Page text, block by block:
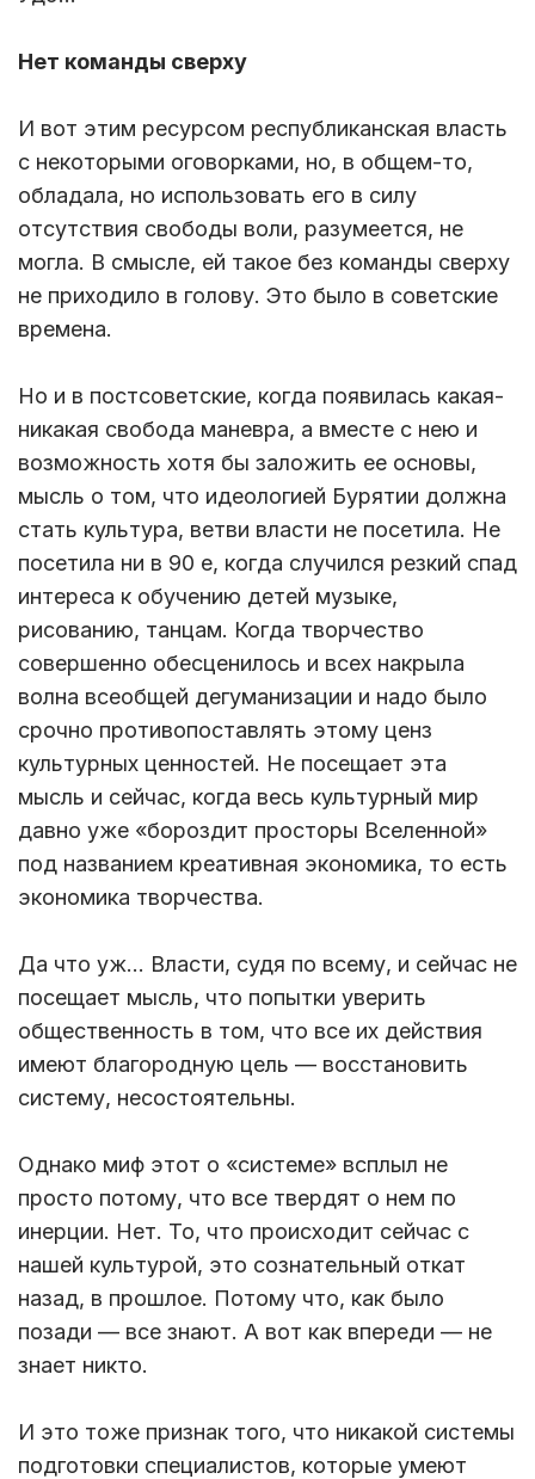
Нет команды сверху
И вот этим ресурсом республиканская власть
с некоторыми оговорками, но, в общем-то,
обладала, но использовать его в силу
отсутствия свободы воли, разумеется, не
могла. В смысле, ей такое без команды сверху
не приходило в голову. Это было в советские
времена.
Но и в постсоветские, когда появилась какая-
никакая свобода маневра, а вместе с нею и
возможность хотя бы заложить ее основы,
мысль о том, что идеологией Бурятии должна
стать культура, ветви власти не посетила. Не
посетила ни в 90 е, когда случился резкий спад
интереса к обучению детей музыке,
рисованию, танцам. Когда творчество
совершенно обесценилось и всех накрыла
волна всеобщей дегуманизации и надо было
срочно противопоставлять этому ценз
культурных ценностей. Не посещает эта
мысль и сейчас, когда весь культурный мир
давно уже «бороздит просторы Вселенной»
под названием креативная экономика, то есть
экономика творчества.
Да что уж… Власти, судя по всему, и сейчас не
посещает мысль, что попытки уверить
общественность в том, что все их действия
имеют благородную цель — восстановить
систему, несостоятельны.
Однако миф этот о «системе» всплыл не
просто потому, что все твердят о нем по
инерции. Нет. То, что происходит сейчас с
нашей культурой, это сознательный откат
назад, в прошлое. Потому что, как было
позади — все знают. А вот как впереди — не
знает никто.
И это тоже признак того, что никакой системы
подготовки специалистов, которые умеют